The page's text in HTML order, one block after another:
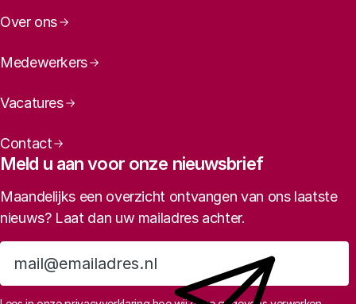
Over ons
Medewerkers
Vacatures
Contact
Meld u aan voor onze nieuwsbrief
Maandelijks een overzicht ontvangen van ons laatste
nieuws? Laat dan uw mailadres achter.
Aanmelden